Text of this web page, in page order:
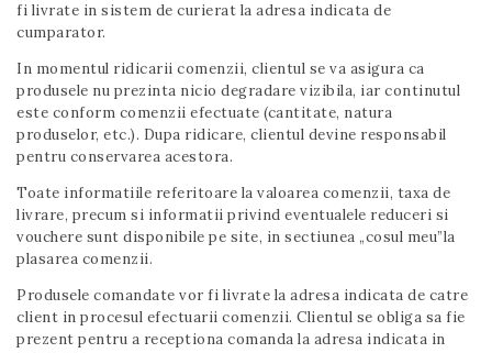
fi livrate in sistem de curierat la adresa indicata de
cumparator.
In momentul ridicarii comenzii, clientul se va asigura ca
produsele nu prezinta nicio degradare vizibila, iar continutul
este conform comenzii efectuate (cantitate, natura
produselor, etc.). Dupa ridicare, clientul devine responsabil
pentru conservarea acestora.
Toate informatiile referitoare la valoarea comenzii, taxa de
livrare, precum si informatii privind eventualele reduceri si
vouchere sunt disponibile pe site, in sectiunea „cosul meu”la
plasarea comenzii.
Produsele comandate vor fi livrate la adresa indicata de catre
client in procesul efectuarii comenzii. Clientul se obliga sa fie
prezent pentru a receptiona comanda la adresa indicata in